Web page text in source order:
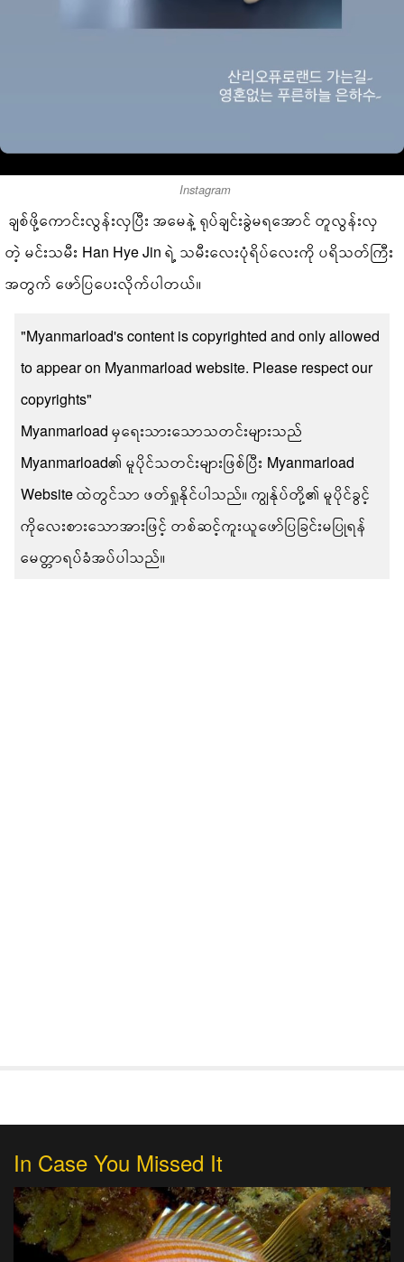
Instagram
ချစ်ဖို့ကောင်းလွန်းလှပြီး အမေနဲ့ ရုပ်ချင်းခွဲမရအောင် တူလွန်းလှ
တဲ့ မင်းသမီး Han Hye Jin ရဲ့ သမီးလေးပုံရိပ်လေးကို ပရိသတ်ကြီး
အတွက် ဖော်ပြပေးလိုက်ပါတယ်။
"Myanmarload's content is copyrighted and only allowed
to appear on Myanmarload website. Please respect our
copyrights"
Myanmarload မှရေးသားသောသတင်းများသည်
Myanmarload၏ မူပိုင်သတင်းများဖြစ်ပြီး Myanmarload
Website ထဲတွင်သာ ဖတ်ရှုနိုင်ပါသည်။ ကျွန်ုပ်တို့၏ မူပိုင်ခွင့်
ကိုလေးစားသောအားဖြင့် တစ်ဆင့်ကူးယူဖော်ပြခြင်းမပြုရန်
မေတ္တာရပ်ခံအပ်ပါသည်။
In Case You Missed It